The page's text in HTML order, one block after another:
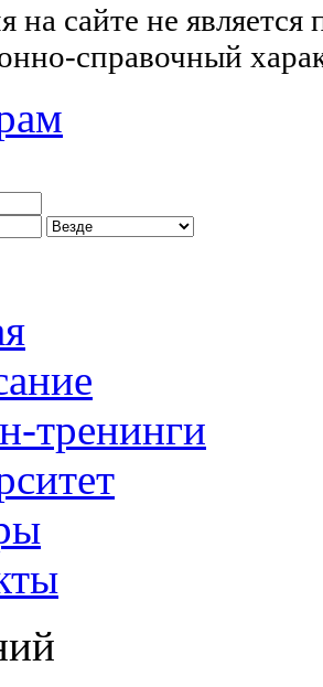
сайте не
справочный
тренинги